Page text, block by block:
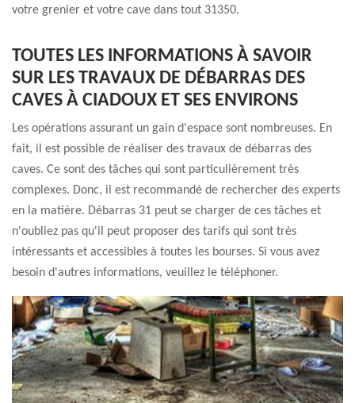
votre grenier et votre cave dans tout 31350.
TOUTES LES INFORMATIONS À SAVOIR
SUR LES TRAVAUX DE DÉBARRAS DES
CAVES À CIADOUX ET SES ENVIRONS
Les opérations assurant un gain d'espace sont nombreuses. En
fait, il est possible de réaliser des travaux de débarras des
caves. Ce sont des tâches qui sont particulièrement très
complexes. Donc, il est recommandé de rechercher des experts
en la matière. Débarras 31 peut se charger de ces tâches et
n'oubliez pas qu'il peut proposer des tarifs qui sont très
intéressants et accessibles à toutes les bourses. Si vous avez
besoin d'autres informations, veuillez le téléphoner.